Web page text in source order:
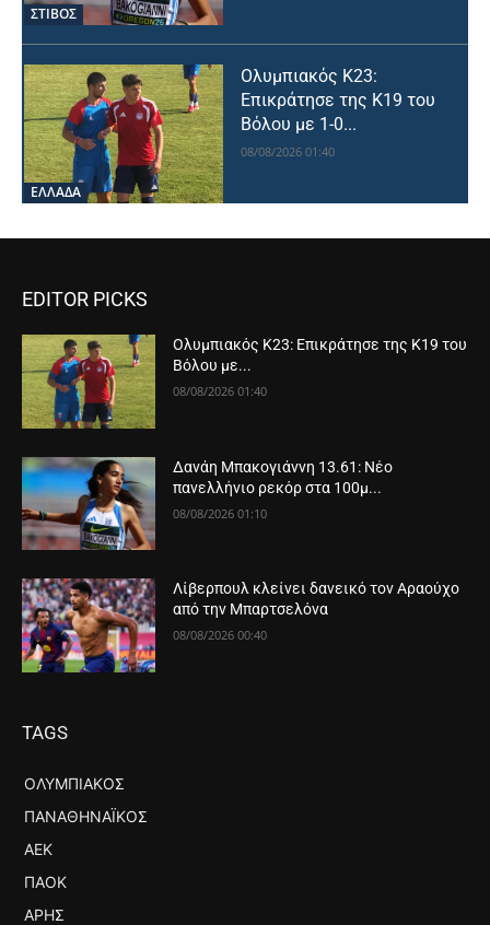
ΣΤΙΒΟΣ
ΕΛΛΑΔΑ
Ολυμπιακός Κ23:
Επικράτησε της Κ19 του
Βόλου με 1-0...
08/08/2026 01:40
EDITOR PICKS
Ολυμπιακός Κ23: Επικράτησε της Κ19 του
Βόλου με...
08/08/2026 01:40
Δανάη Μπακογιάννη 13.61: Νέο
πανελλήνιο ρεκόρ στα 100μ...
08/08/2026 01:10
Λίβερπουλ κλείνει δανεικό τον Αραούχο
από την Μπαρτσελόνα
08/08/2026 00:40
TAGS
ΟΛΥΜΠΙΑΚΌΣ
ΠΑΝΑΘΗΝΑΪΚΌΣ
ΑΕΚ
ΠΑΟΚ
ΆΡΗΣ